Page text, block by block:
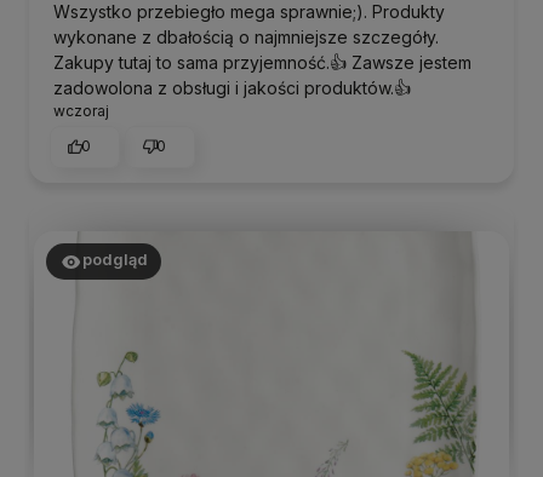
Wszystko przebiegło mega sprawnie;). Produkty
wykonane z dbałością o najmniejsze szczegóły.
Zakupy tutaj to sama przyjemność.👍 Zawsze jestem
zadowolona z obsługi i jakości produktów.👍
wczoraj
0
0
podgląd